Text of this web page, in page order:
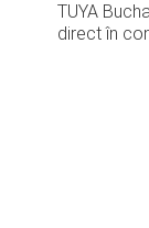
TUYA
direct în